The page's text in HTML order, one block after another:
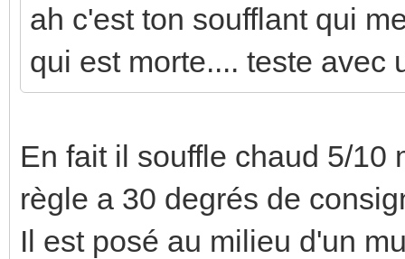
ah c'est ton soufflant qui
qui est morte.... teste avec
En fait il souffle chaud 5/10
règle a 30 degrés de
Il est posé au milieu d'un